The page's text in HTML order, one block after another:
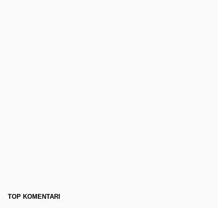
TOP KOMENTARI